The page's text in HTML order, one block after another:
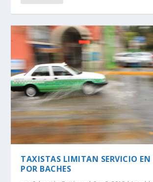
TAXISTAS LIMITAN SERVICIO
POR BACHES